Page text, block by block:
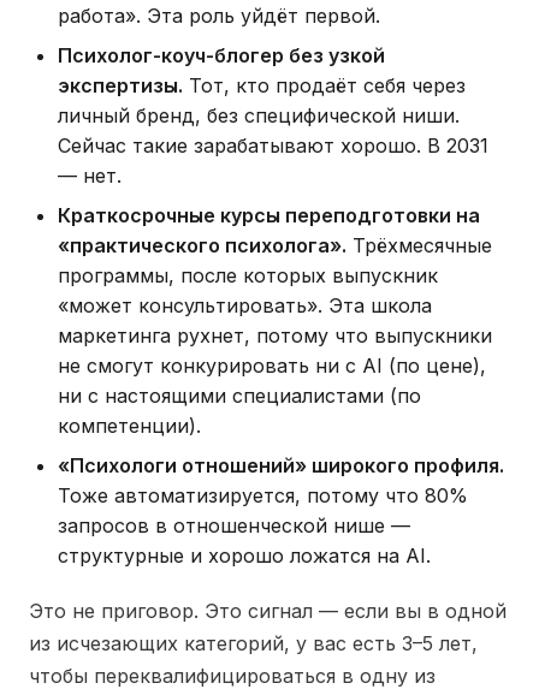
работа». Эта роль уйдёт первой.
Психолог-коуч-блогер без узкой
экспертизы. Тот, кто продаёт себя через
личный бренд, без специфической ниши.
Сейчас такие зарабатывают хорошо. В 2031
— нет.
Краткосрочные курсы переподготовки на
«практического психолога». Трёхмесячные
программы, после которых выпускник
«может консультировать». Эта школа
маркетинга рухнет, потому что выпускники
не смогут конкурировать ни с AI (по цене),
ни с настоящими специалистами (по
компетенции).
«Психологи отношений» широкого профиля.
Тоже автоматизируется, потому что 80%
запросов в отношенческой нише —
структурные и хорошо ложатся на AI.
Это не приговор. Это сигнал — если вы в одной
из исчезающих категорий, у вас есть 3–5 лет,
чтобы переквалифицироваться в одну из